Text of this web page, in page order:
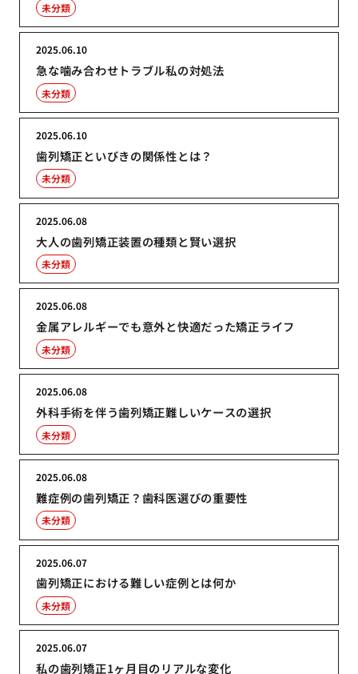
未分類
急な噛み合わせトラブル私の対処法
2025.06.10
未分類
歯列矯正といびきの関係性とは？
2025.06.10
未分類
大人の歯列矯正装置の種類と賢い選択
2025.06.08
未分類
金属アレルギーでも意外と快適だった矯正ライフ
2025.06.08
未分類
外科手術を伴う歯列矯正難しいケースの選択
2025.06.08
未分類
難症例の歯列矯正？歯科医選びの重要性
2025.06.08
未分類
歯列矯正における難しい症例とは何か
2025.06.07
未分類
私の歯列矯正1ヶ月目のリアルな変化
2025.06.07